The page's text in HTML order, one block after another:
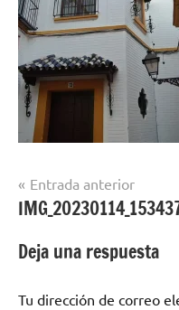
Navegación
de
entradas
Entrada anterior
Deja una respuesta
Tu dirección de correo